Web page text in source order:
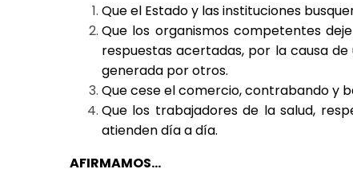
Que el Estado y las instituciones
Que los organismos competentes
respuestas acertadas, por la causa
generada por otros.
Que cese el comercio, contrabando y
Que los trabajadores de la salud,
atienden día a día.
AFIRMAMOS…